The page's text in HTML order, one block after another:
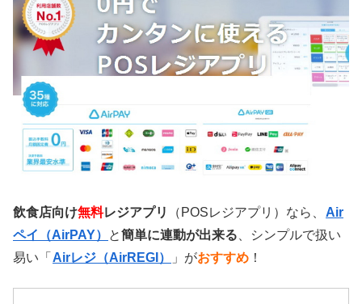
飲食店向け無料レジアプリ （POSレジアプリ）なら、
Air
ペイ（AirPAY）
と簡単に連動が出来る 、シンプルで扱い
易い「 Airレジ（AirREGI） 」がおすすめ ！